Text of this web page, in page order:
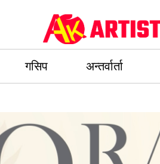
गसिप अन्तर्वार्ता